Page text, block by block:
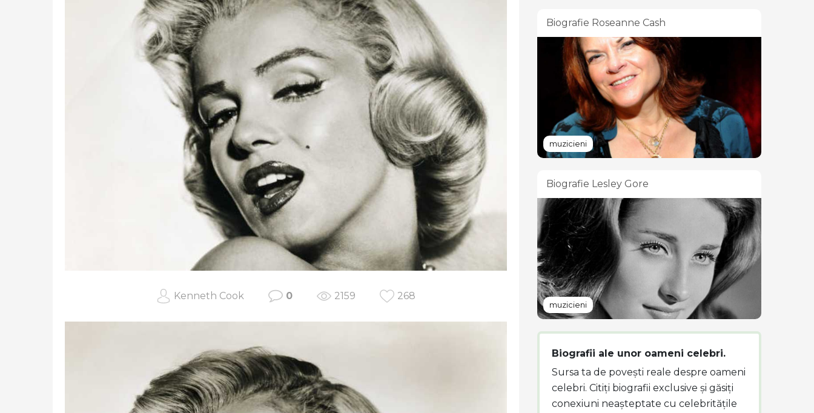
Kenneth Cook 0 2159 268
Biografie Roseanne Cash
muzicieni
Biografie Lesley Gore
muzicieni
Biografii ale unor oameni celebri.
Sursa ta de povești reale despre oameni
celebri. Citiți biografii exclusive și găsiți
conexiuni neașteptate cu celebritățile